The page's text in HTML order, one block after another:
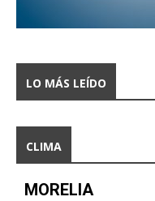
LO MÁS LEÍDO
CLIMA
MORELIA